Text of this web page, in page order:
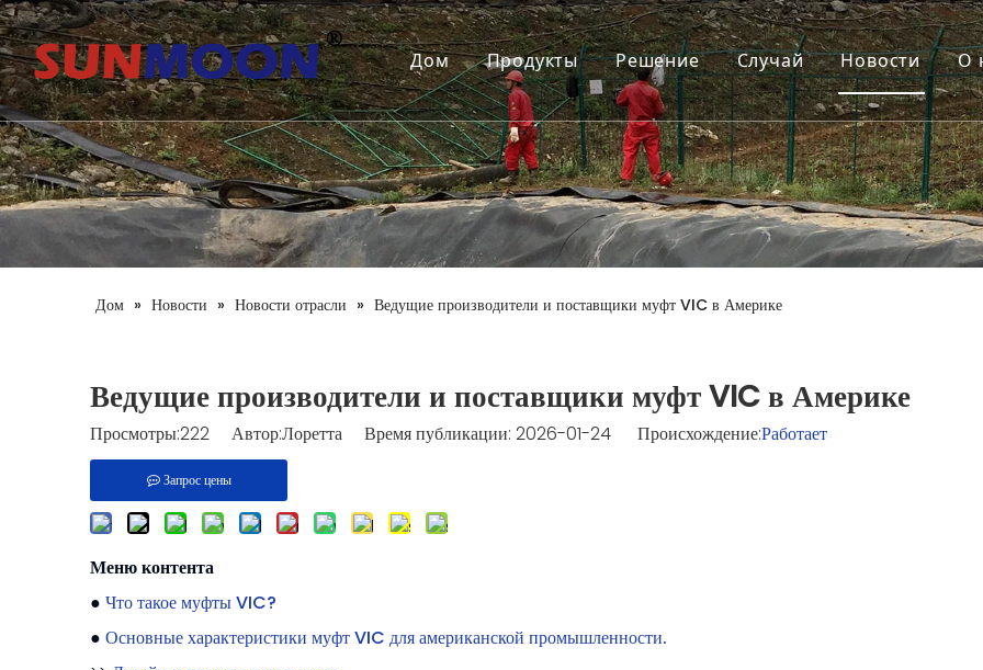
Дом Продукты Решение Случай Новости О
Дом » Новости » Новости отрасли » Ведущие производители и поставщики муфт VIC в Америке
Ведущие производители и поставщики муфт VIC в Америке
Просмотры:222 Автор:Лоретта Время публикации: 2026-01-24 Происхождение:Работает
Запрос цены
Меню контента
● Что такое муфты VIC?
● Основные характеристики муфт VIC для американской промышленности.